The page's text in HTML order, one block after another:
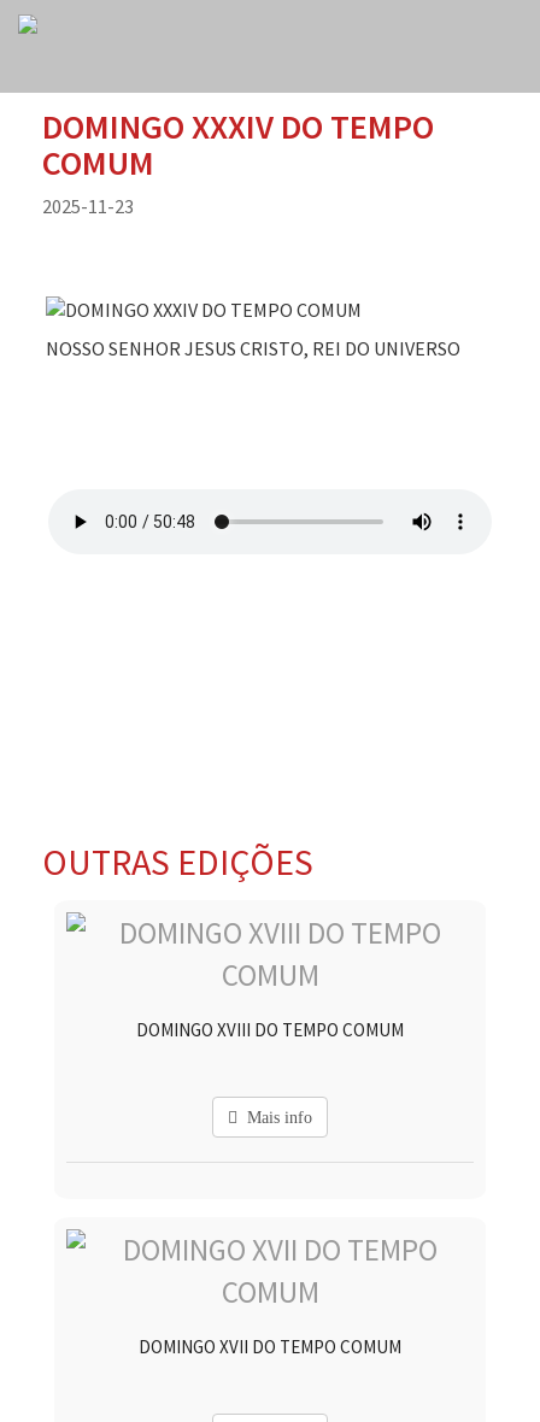
DOMINGO XXXIV DO TEMPO
COMUM
2025-11-23
NOSSO SENHOR JESUS CRISTO, REI DO UNIVERSO
OUTRAS EDIÇÕES
DOMINGO XVIII DO TEMPO COMUM
Mais info
DOMINGO XVII DO TEMPO COMUM